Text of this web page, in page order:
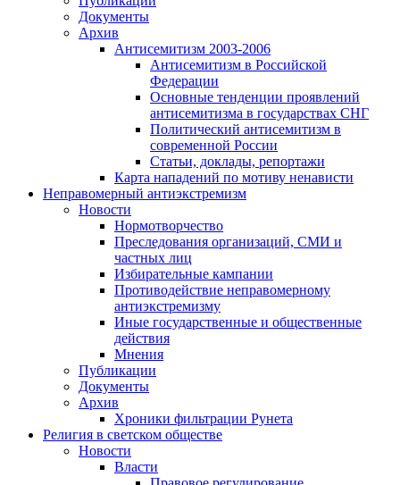
Документы
Архив
Антисемитизм 2003-2006
Антисемитизм в Российской
Федерации
Основные тенденции проявлений
антисемитизма в государствах СНГ
Политический антисемитизм в
современной России
Статьи, доклады, репортажи
Карта нападений по мотиву ненависти
Неправомерный антиэкстремизм
Новости
Нормотворчество
Преследования организаций, СМИ и
частных лиц
Избирательные кампании
Противодействие неправомерному
антиэкстремизму
Иные государственные и общественные
действия
Мнения
Публикации
Документы
Архив
Хроники фильтрации Рунета
Религия в светском обществе
Новости
Власти